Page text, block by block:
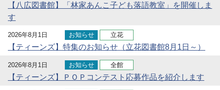
【八広図書館】「林家あんこ子ども落語教室」を開催しま
す
2026年8月1日 お知らせ 立花
【ティーンズ】特集のお知らせ（立花図書館8月1日～）
2026年8月1日 お知らせ 全館
【ティーンズ】ＰＯＰコンテスト応募作品を紹介します